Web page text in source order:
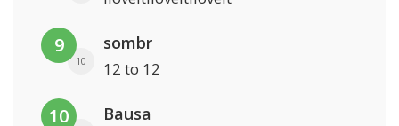
9
10
sombr
12 to 12
10 Bausa